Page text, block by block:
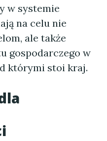
w systemie
na celu nie
ale także
gospodarczego w
którymi stoi kraj.